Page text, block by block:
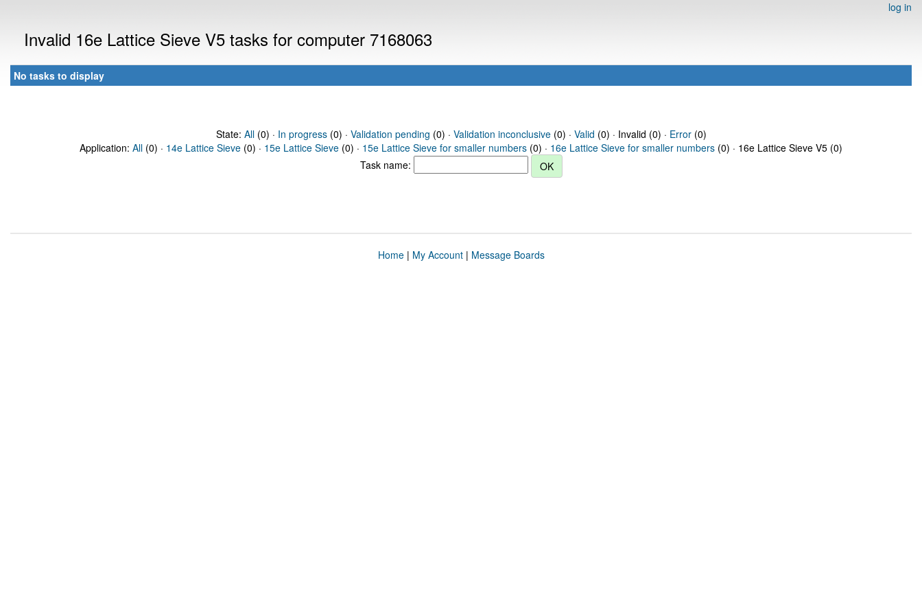
log in
Invalid 16e Lattice Sieve V5 tasks for computer 7168063
No tasks to display
State: All(0) · In progress(0) · Validation pending (0) · Validation inconclusive(0) · Valid (0) · Invalid (0) · Error(0)
Application: All (0) · 14e Lattice Sieve (0) · 15e Lattice Sieve (0) · 15e Lattice Sieve for smaller numbers (0) · 16e Lattice Sieve for smaller numbers (0) · 16e Lattice Sieve V5 (0)
Task name:
Home| My Account| Message Boards